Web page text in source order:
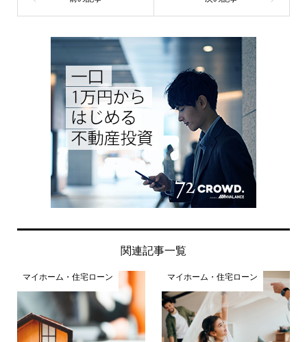
関連記事一覧
マイホーム・住宅ローン マイホーム・住宅ローン